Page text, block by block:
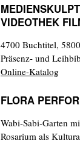
VIDEOTHEK
4700 Buchtitel,
Präsenz- und
Online-Katalog
FLORA
Wabi-Sabi-Garten
Rosarium als